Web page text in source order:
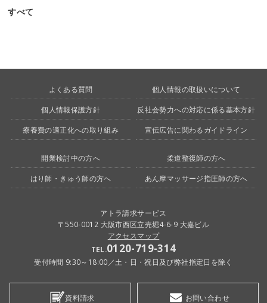
すべて
よくある質問 個人情報の取扱いについて
個人情報保護方針 反社会勢力への対応に係る基本方針
療養費の適正化への取り組み 宣伝広告に関わるガイドライン
開業検討中の方へ 柔道整復師の方へ
はり師・きゅう師の方へ あん摩マッサージ指圧師の方へ
アトラ請求サービス
〒550-0012 大阪市西区立売堀4-6-9 大嘉ビル
アクセスマップ
TEL.0120-719-314
受付時間 9:30～18:00／土・日・祝日及び弊社指定日を除く
資料請求 お問い合わせ